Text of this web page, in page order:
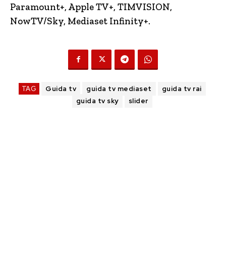
Paramount+, Apple TV+, TIMVISION,
NowTV/Sky, Mediaset Infinity+.
TAG Guida tv guida tv mediaset
guida tv rai
guida tv sky
slider